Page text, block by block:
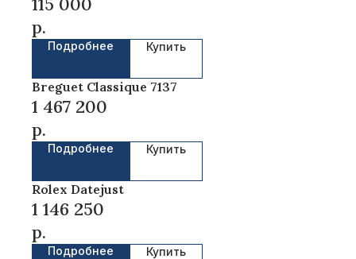
р.
Подробнее Купить
Breguet Classique 7137
1 467 200
р.
Подробнее Купить
Rolex Datejust
1 146 250
р.
Подробнее Купить